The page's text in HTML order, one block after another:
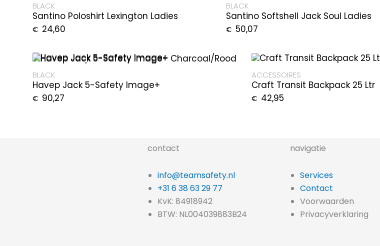
BLACK
Santino Poloshirt Lexington Ladies
€ 24,60
BLACK
Santino Softshell Jack Soul Ladies
€ 50,07
BLACK
Havep Jack 5-Safety Image+
€ 90,27
ACCESSOIRES
Craft Transit Backpack 25 Ltr
€ 42,95
contact
info@teamsafety.nl
+31 6 38 63 29 77
KvK: 84918942
BTW: NL004039883B24
navigatie
Services
Contact
Voorwaarden
Privacyverklaring